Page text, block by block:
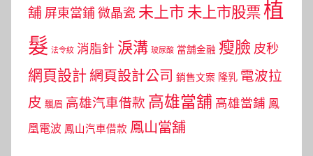
舖 屏東當鋪 微晶瓷 未上市 未上市股票植
髮 法令紋 消脂針 淚溝 玻尿酸 當舖金融 瘦臉 皮秒
網頁設計 網頁設計公司 銷售文案 隆乳 電波拉
皮 飄眉 高雄汽車借款 高雄當舖 高雄當鋪 鳳
凰電波 鳳山汽車借款 鳳山當舖